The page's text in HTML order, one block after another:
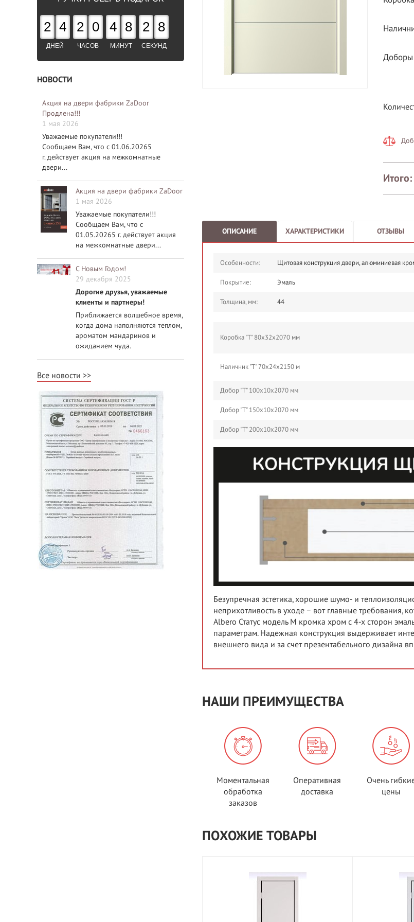
2 4
ДНЕЙ
2 0
ЧАСОВ
4 8
МИНУТ
2 8
СЕКУНД
НОВОСТИ
Акция на двери фабрики ZaDoor
Продлена!!!
1 мая 2026
Уважаемые покупатели!!!
Сообщаем Вам, что с 01.06.20265
г. действует акция на межкомнатные
двери...
Акция на двери фабрики ZaDoor
1 мая 2026
Уважаемые покупатели!!!
Сообщаем Вам, что с
01.05.20265 г. действует акция
на межкомнатные двери...
С Новым Годом!
29 декабря 2025
Дорогие друзья, уважаемые
клиенты и партнеры!
Приближается волшебное время,
когда дома наполняются теплом,
ароматом мандаринов и
ожиданием чуда.
Все новости
Доборы
Итого:
ОПИСАНИЕ ХАРАКТЕРИСТИКИ ОТЗЫВЫ
Особенности: Щитовая конструкция двери, алюминиевая
Покрытие: Эмаль
Толщина, мм: 44
Коробка "Т" 80х32х2070 мм
Наличник "Т" 70х24х2150 м
Добор "Т" 100х10х2070 мм
Добор "Т" 150х10х2070 мм
Добор "Т" 200х10х2070 мм
Безупречная эстетика, хорошие шумо- и
неприхотливость в уходе – вот главные требования,
Albero Статус модель М кромка хром с 4-х сторон
параметрам. Надежная конструкция выдерживает
внешнего вида и за счет презентабельного дизайна
НАШИ ПРЕИМУЩЕСТВА
Моментальная
обработка
заказов
Оперативная
доставка
Очень
цены
ПОХОЖИЕ ТОВАРЫ